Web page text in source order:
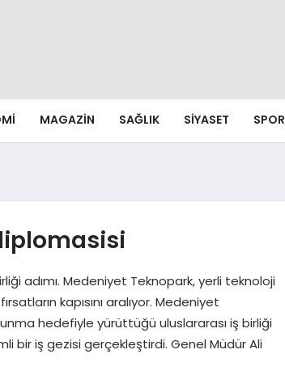
MAGAZIN SAĞLIK SIYASET SPOR
adımı. Medeniyet Teknopark, yerli teknoloji
kapısını aralıyor. Medeniyet
hedefiyle yürüttüğü uluslararası iş birliği
bir iş gezisi gerçekleştirdi. Genel Müdür Ali